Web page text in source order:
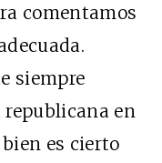
comentamos
siempre
en
es cierto